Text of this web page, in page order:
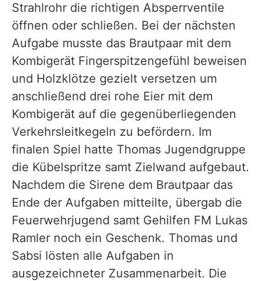
Strahlrohr die richtigen Absperrventile
öffnen oder schließen. Bei der nächsten
Aufgabe musste das Brautpaar mit dem
Kombigerät Fingerspitzengefühl beweisen
und Holzklötze gezielt versetzen um
anschließend drei rohe Eier mit dem
Kombigerät auf die gegenüberliegenden
Verkehrsleitkegeln zu befördern. Im
finalen Spiel hatte Thomas Jugendgruppe
die Kübelspritze samt Zielwand aufgebaut.
Nachdem die Sirene dem Brautpaar das
Ende der Aufgaben mitteilte, übergab die
Feuerwehrjugend samt Gehilfen FM Lukas
Ramler noch ein Geschenk. Thomas und
Sabsi lösten alle Aufgaben in
ausgezeichneter Zusammenarbeit. Die